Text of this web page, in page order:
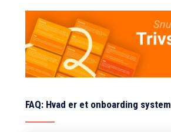
FAQ: Hvad er etonboarding system